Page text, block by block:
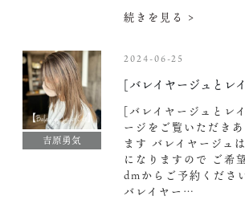
続きを見る >
吉原勇気
2024-06-25
[バレイヤージュとレ
[バレイヤージュとレ
ージをご覧いただき
ます バレイヤージュ
になりますので ご希
dmからご予約くださ
バレイヤー…